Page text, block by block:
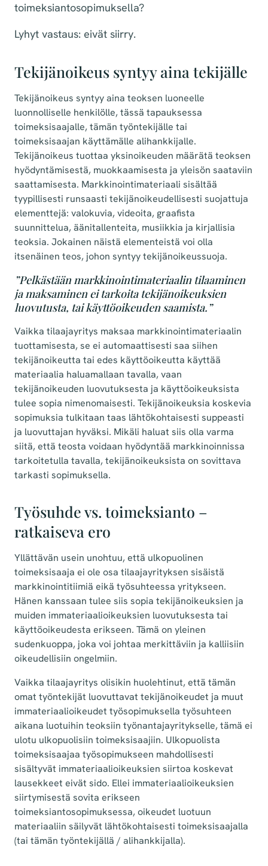
toimeksiantosopimuksella?
Lyhyt vastaus: eivät siirry.
Tekijänoikeus syntyy aina tekijälle
Tekijänoikeus syntyy aina teoksen luoneelle
luonnolliselle henkilölle, tässä tapauksessa
toimeksisaajalle, tämän työntekijälle tai
toimeksisaajan käyttämälle alihankkijalle.
Tekijänoikeus tuottaa yksinoikeuden määrätä teoksen
hyödyntämisestä, muokkaamisesta ja yleisön saataviin
saattamisesta. Markkinointimateriaali sisältää
tyypillisesti runsaasti tekijänoikeudellisesti suojattuja
elementtejä: valokuvia, videoita, graafista
suunnittelua, äänitallenteita, musiikkia ja kirjallisia
teoksia. Jokainen näistä elementeistä voi olla
itsenäinen teos, johon syntyy tekijänoikeussuoja.
”Pelkästään markkinointimateriaalin tilaaminen
ja maksaminen ei tarkoita tekijänoikeuksien
luovutusta, tai käyttöoikeuden saamista.”
Vaikka tilaajayritys maksaa markkinointimateriaalin
tuottamisesta, se ei automaattisesti saa siihen
tekijänoikeutta tai edes käyttöoikeutta käyttää
materiaalia haluamallaan tavalla, vaan
tekijänoikeuden luovutuksesta ja käyttöoikeuksista
tulee sopia nimenomaisesti. Tekijänoikeuksia koskevia
sopimuksia tulkitaan taas lähtökohtaisesti suppeasti
ja luovuttajan hyväksi. Mikäli haluat siis olla varma
siitä, että teosta voidaan hyödyntää markkinoinnissa
tarkoitetulla tavalla, tekijänoikeuksista on sovittava
tarkasti sopimuksella.
Työsuhde vs. toimeksianto –
ratkaiseva ero
Yllättävän usein unohtuu, että ulkopuolinen
toimeksisaaja ei ole osa tilaajayrityksen sisäistä
markkinointitiimiä eikä työsuhteessa yritykseen.
Hänen kanssaan tulee siis sopia tekijänoikeuksien ja
muiden immateriaalioikeuksien luovutuksesta tai
käyttöoikeudesta erikseen. Tämä on yleinen
sudenkuoppa, joka voi johtaa merkittäviin ja kalliisiin
oikeudellisiin ongelmiin.
Vaikka tilaajayritys olisikin huolehtinut, että tämän
omat työntekijät luovuttavat tekijänoikeudet ja muut
immateriaalioikeudet työsopimuksella työsuhteen
aikana luotuihin teoksiin työnantajayritykselle, tämä ei
ulotu ulkopuolisiin toimeksisaajiin. Ulkopuolista
toimeksisaajaa työsopimukseen mahdollisesti
sisältyvät immateriaalioikeuksien siirtoa koskevat
lausekkeet eivät sido. Ellei immateriaalioikeuksien
siirtymisestä sovita erikseen
toimeksiantosopimuksessa, oikeudet luotuun
materiaaliin säilyvät lähtökohtaisesti toimeksisaajalla
(tai tämän työntekijällä / alihankkijalla).